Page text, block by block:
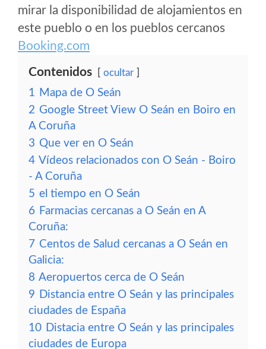
mirar la disponibilidad de alojamientos en
este pueblo o en los pueblos cercanos
Booking.com
Contenidos ocultar
1 Mapa de O Seán
2 Google Street View O Seán en Boiro en
A Coruña
3 Que ver en O Seán
4 Vídeos relacionados con O Seán - Boiro
- A Coruña
5 el tiempo en O Seán
6 Farmacias cercanas a O Seán en A
Coruña:
7 Centos de Salud cercanas a O Seán en
Galicia:
8 Aeropuertos cerca de O Seán
9 Distancia entre O Seán y las principales
ciudades de España
10 Distacia entre O Seán y las principales
ciudades de Europa